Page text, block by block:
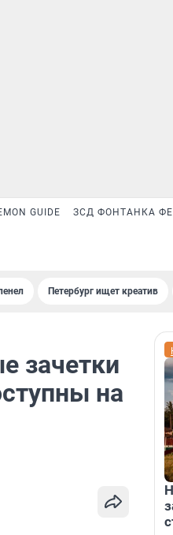
GUIDE ЗСД ФОНТАНКА
Петербург ищет креатив
зачетки
на